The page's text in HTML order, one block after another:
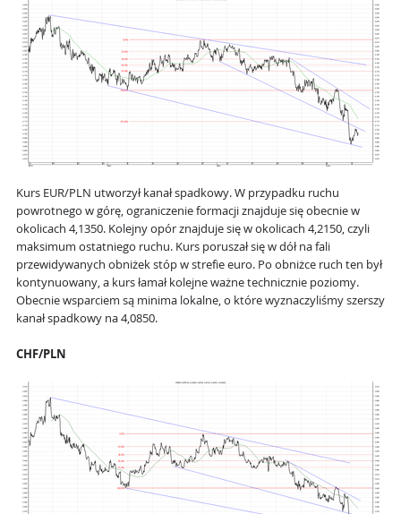
Kurs EUR/PLN utworzył kanał spadkowy. W przypadku ruchu
powrotnego w górę, ograniczenie formacji znajduje się obecnie w
okolicach 4,1350. Kolejny opór znajduje się w okolicach 4,2150, czyli
maksimum ostatniego ruchu. Kurs poruszał się w dół na fali
przewidywanych obniżek stóp w strefie euro. Po obniżce ruch ten był
kontynuowany, a kurs łamał kolejne ważne technicznie poziomy.
Obecnie wsparciem są minima lokalne, o które wyznaczyliśmy szerszy
kanał spadkowy na 4,0850.
CHF/PLN